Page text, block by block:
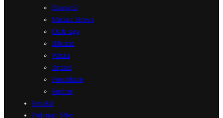
Ekonomi
Mutiara Bnews
Olah raga
Hiburan
Wisata
Artikel
Pendidikan
Kuliner
Redaksi
Pedoman Siber